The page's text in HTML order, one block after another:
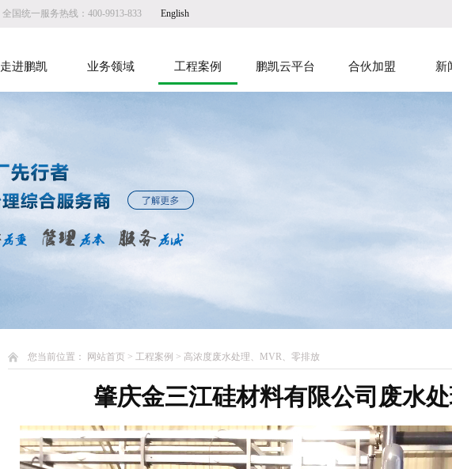
全国统一服务热线：400-9913-833 English
走进鹏凯 业务领域 工程案例 鹏凯云平台 合伙加盟 新
您当前位置： 网站首页 > 工程案例 > 高浓度废水处理、MVR、零排放
肇庆金三江硅材料有限公司废水处